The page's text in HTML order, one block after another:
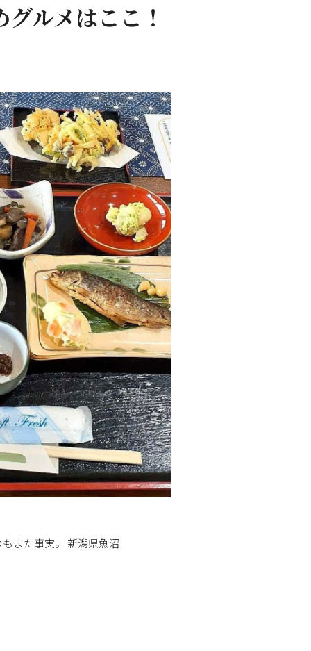
ルメはここ！
また事実。 新潟県魚沼